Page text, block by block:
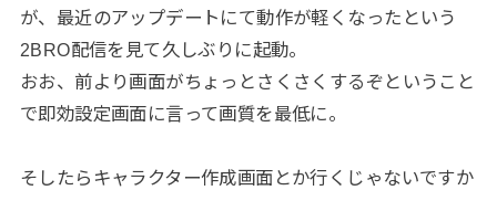
が、最近のアップデートにて動作が軽くなったという
2BRO配信を見て久しぶりに起動。
おお、前より画面がちょっとさくさくするぞということ
で即効設定画面に言って画質を最低に。
そしたらキャラクター作成画面とか行くじゃないですか